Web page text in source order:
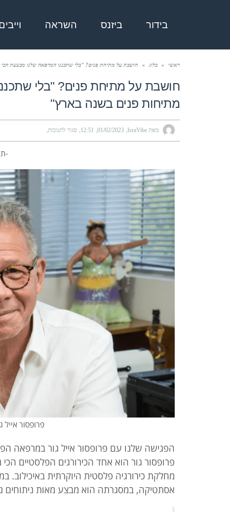
בידור ביזנס השראה
ראשי » בלוג » חושבת על מתיחת פנים? "בלי שתכננו המרפאה שלנו מבצעת
חושבת על מתיחת פנים? "בלי
מתיחות פנים בשנה בארץ"
מאת IsraVibe 01/02/2023
12:51 סגור לתגובות
-
פרופסור אייל
הפגישה שלנו עם פרופסור אייל גור במרפאה
מחלקת כירורגיה פלסטית היוקרתית
אסתטיקה, במסגרתה הוא מבצע מאות ניתוחים